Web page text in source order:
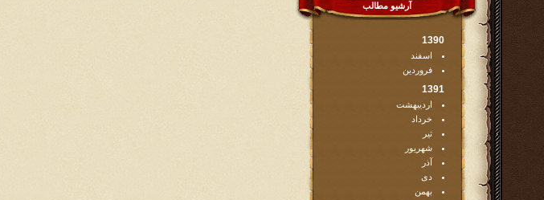
آرشیو مطالب
1390
اسفند
فروردین
1391
اردیبهشت
خرداد
تیر
شهریور
آذر
دی
بهمن